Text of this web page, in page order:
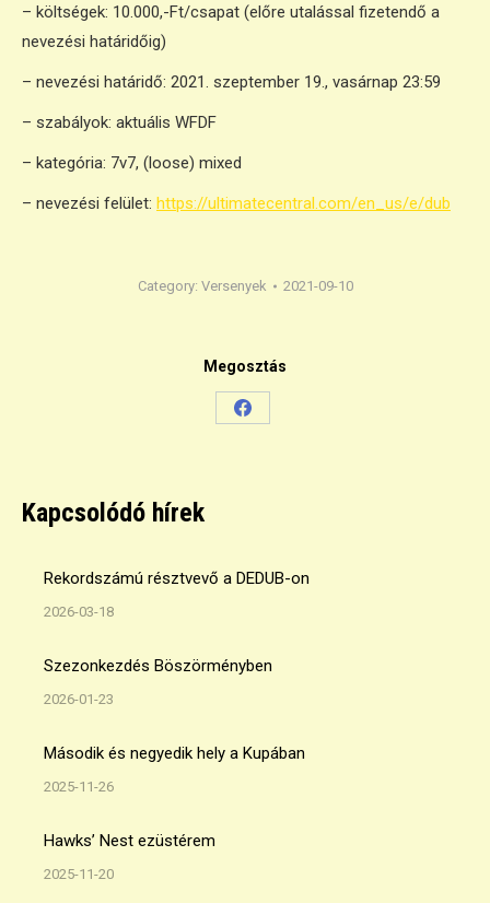
– költségek: 10.000,-Ft/csapat (előre utalással fizetendő a
nevezési határidőig)
– nevezési határidő: 2021. szeptember 19., vasárnap 23:59
– szabályok: aktuális WFDF
– kategória: 7v7, (loose) mixed
– nevezési felület: https://ultimatecentral.com/en_us/e/dub
Category: Versenyek 2021-09-10
Megosztás
Share
Kapcsolódó hírek
Rekordszámú résztvevő a DEDUB-on
2026-03-18
Szezonkezdés Böszörményben
2026-01-23
Második és negyedik hely a Kupában
2025-11-26
Hawks’ Nest ezüstérem
2025-11-20